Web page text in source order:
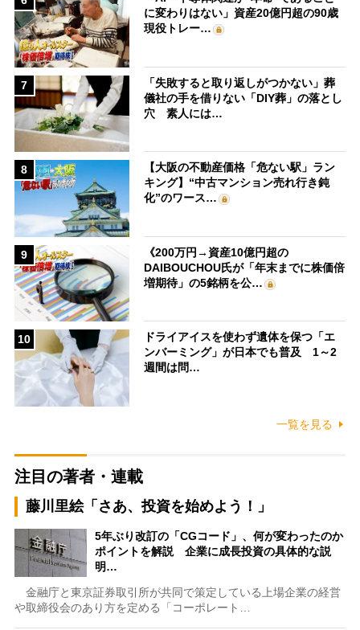
に変わりはない」資産20億円超の90歳
現役トレー…
7
「失敗すると取り返しがつかない」葬
儀社の手を借りない「DIY葬」の落とし
穴 素人には…
8
【大阪の不動産価格「危ない駅」ラン
キング】“中古マンション売れ行き鈍
化”のワース…
9
《200万円→資産10億円超の
DAIBOUCHOU氏が「年末までに株価倍
増期待」の5銘柄を公…
10
ドライアイスを使わず遺体を保つ「エ
ンバーミング」が日本でも普及 1～2
週間は問…
一覧を見る
注目の著者・連載
藤川里絵「さあ、投資を始めよう！」
5年ぶり改訂の「CGコード」、何が変わったのか
ポイントを解説 企業に成長投資の具体的な説
明…
金融庁と東京証券取引所が共同で策定している上場企業の経営
や取締役会のあり方を定める「コーポレート…